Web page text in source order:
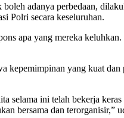
adanya perbedaan,
Polri secara keseluruhan.
apa yang mereka
yang kuat
ini telah bekerja
bersama dan terorganisir,”